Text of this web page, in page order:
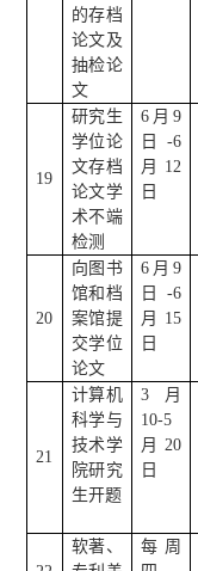
的存档
论文及
抽检论
文
19
研究生
学位论
文存档
论文学
术不端
检测
6 月 9
日 -6
月 12
日
20
向图书
馆和档
案馆提
交学位
论文
6 月 9
日 -6
月 15
日
21
计算机
科学与
技术学
院研究
生开题
3 月
10-5
月 20
日
软著、
每周